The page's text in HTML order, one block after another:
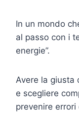
In un mondo
al passo con i
energie”.
Avere la giusta
e scegliere
prevenire errori